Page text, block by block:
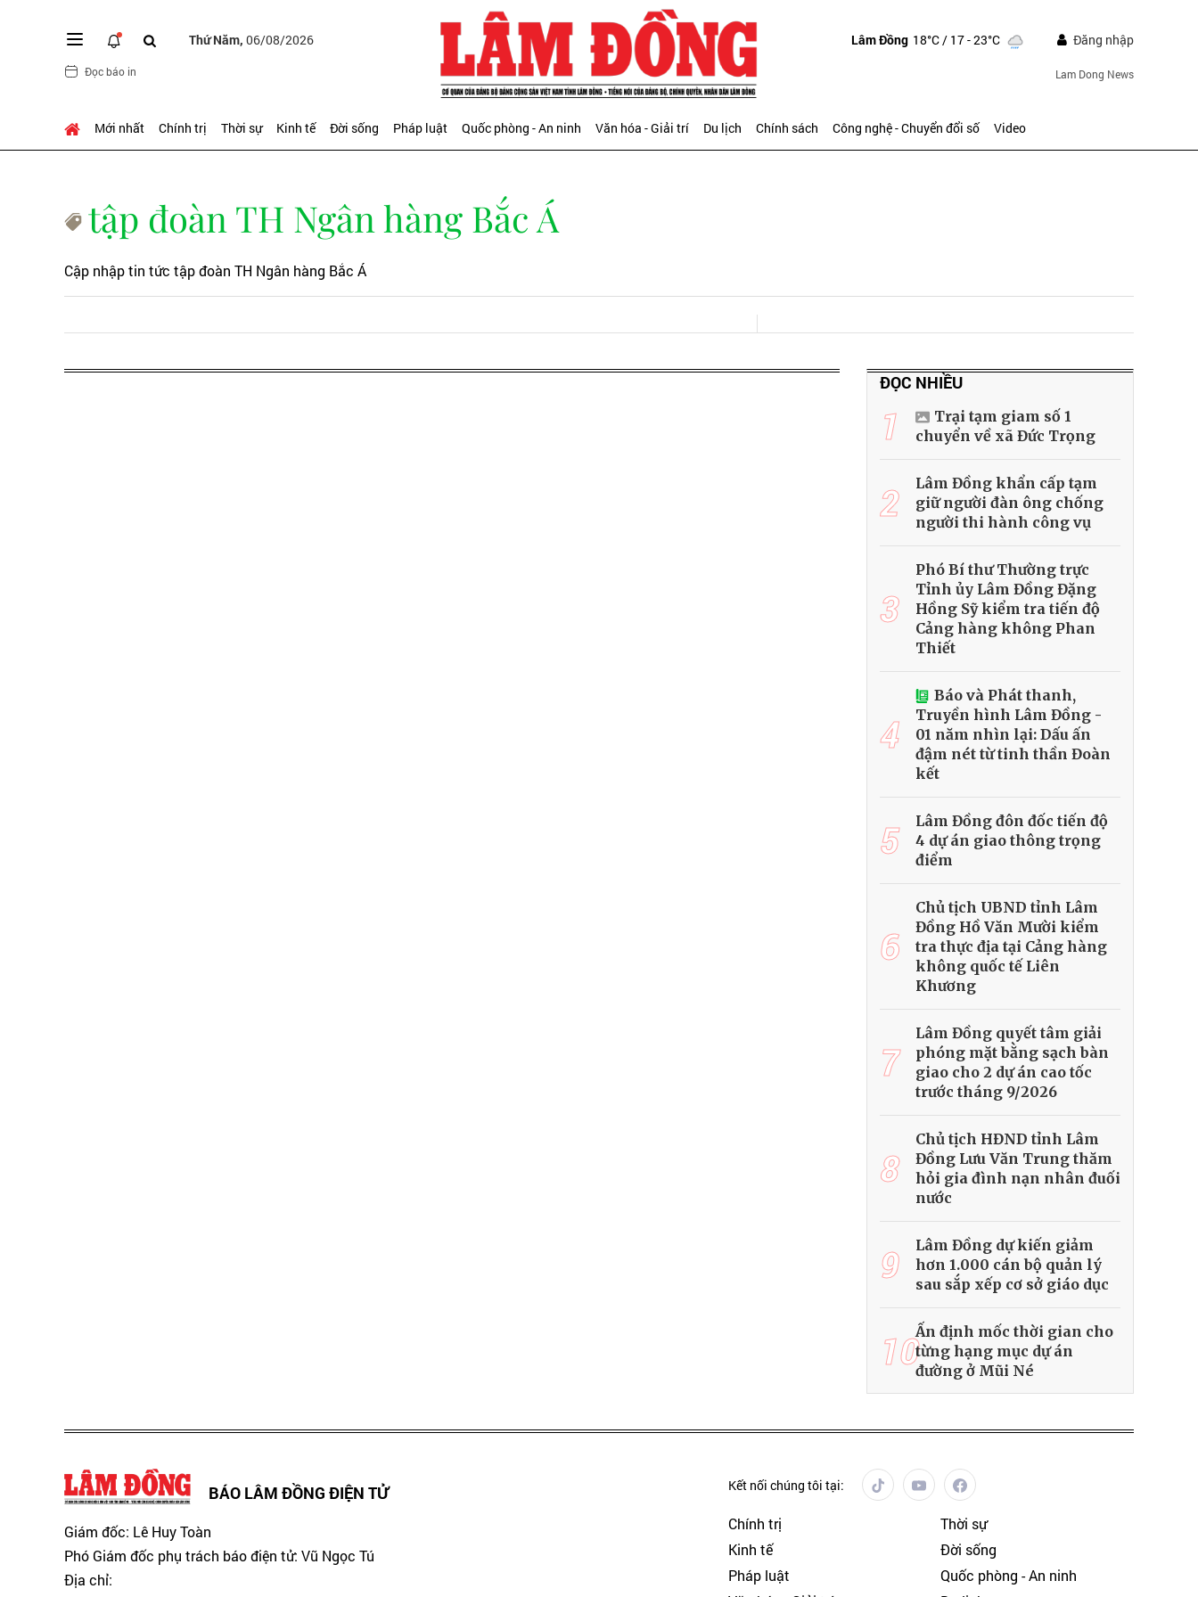
Thứ Năm, 06/08/2026
Đọc báo in
Lâm Đồng 18°C/ 17 - 23°C Đăng nhập
Lam Dong News
Mới nhất Chính trị Thời sự Kinh tế Đời sống Pháp luật Quốc phòng - An ninh Văn hóa - Giải trí Du lịch Chính sách Công nghệ - Chuyển đổi số Video
tập đoàn TH Ngân hàng Bắc Á
Cập nhập tin tức tập đoàn TH Ngân hàng Bắc Á
ĐỌC NHIỀU
1
Trại tạm giam số 1
chuyển về xã Đức Trọng
2
Lâm Đồng khẩn cấp tạm
giữ người đàn ông chống
người thi hành công vụ
3
Phó Bí thư Thường trực
Tỉnh ủy Lâm Đồng Đặng
Hồng Sỹ kiểm tra tiến độ
Cảng hàng không Phan
Thiết
4
Báo và Phát thanh,
Truyền hình Lâm Đồng -
01 năm nhìn lại: Dấu ấn
đậm nét từ tinh thần Đoàn
kết
5
Lâm Đồng đôn đốc tiến độ
4 dự án giao thông trọng
điểm
6
Chủ tịch UBND tỉnh Lâm
Đồng Hồ Văn Mười kiểm
tra thực địa tại Cảng hàng
không quốc tế Liên
Khương
7
Lâm Đồng quyết tâm giải
phóng mặt bằng sạch bàn
giao cho 2 dự án cao tốc
trước tháng 9/2026
8
Chủ tịch HĐND tỉnh Lâm
Đồng Lưu Văn Trung thăm
hỏi gia đình nạn nhân đuối
nước
9
Lâm Đồng dự kiến giảm
hơn 1.000 cán bộ quản lý
sau sắp xếp cơ sở giáo dục
10Ấn định mốc thời gian cho
từng hạng mục dự án
đường ở Mũi Né
BÁO LÂM ĐỒNG ĐIỆN TỬ
Giám đốc: Lê Huy Toàn
Phó Giám đốc phụ trách báo điện tử: Vũ Ngọc Tú
Địa chỉ:
Kết nối chúng tôi tại:
Chính trị
Thời sự
Kinh tế
Đời sống
Pháp luật
Quốc phòng - An ninh